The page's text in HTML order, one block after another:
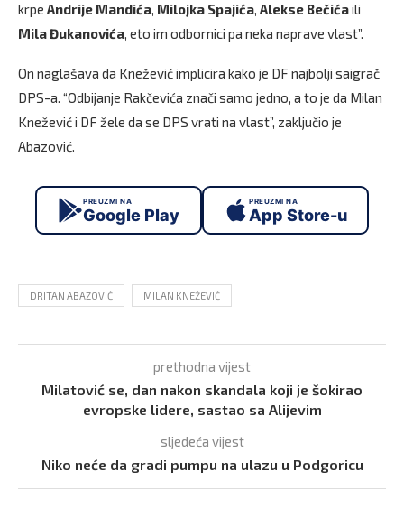
krpe Andrije Mandića, Milojka Spajića, Alekse Bečićaili
Mila Đukanovića, eto im odbornici pa neka naprave vlast”.
On naglašava da Knežević implicira kako je DF najbolji saigrač
DPS-a. “Odbijanje Rakčevića znači samo jedno, a to je da Milan
Knežević i DF žele da se DPS vrati na vlast”, zaključio je
Abazović.
PREUZMI NA
Google Play
PREUZMI NA
App Store-u
DRITAN ABAZOVIĆ MILAN KNEŽEVIĆ
prethodna vijest
Milatović se, dan nakon skandala koji je šokirao
evropske lidere, sastao sa Alijevim
sljedeća vijest
Niko neće da gradi pumpu na ulazu u Podgoricu